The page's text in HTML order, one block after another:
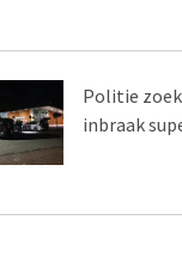
Politie
inbraak